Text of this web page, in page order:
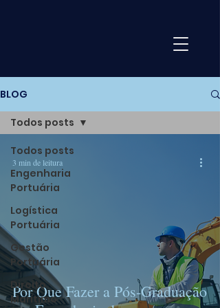
BLOG
Todos posts
Engenharia
Portuária
Logística
Portuária
Gestão
Portuária
Direito
Marítimo
Todos posts
Por Que Fazer a Pós-Graduação
3 min de leitura